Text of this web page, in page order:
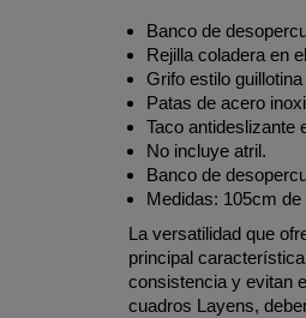
Banco de
Rejilla coladera en
Grifo estilo
Patas de acero
Taco antideslizante
No incluye atril.
Banco de
Medidas: 105cm
La versatilidad que
principal
consistencia y evitan
cuadros Layens,